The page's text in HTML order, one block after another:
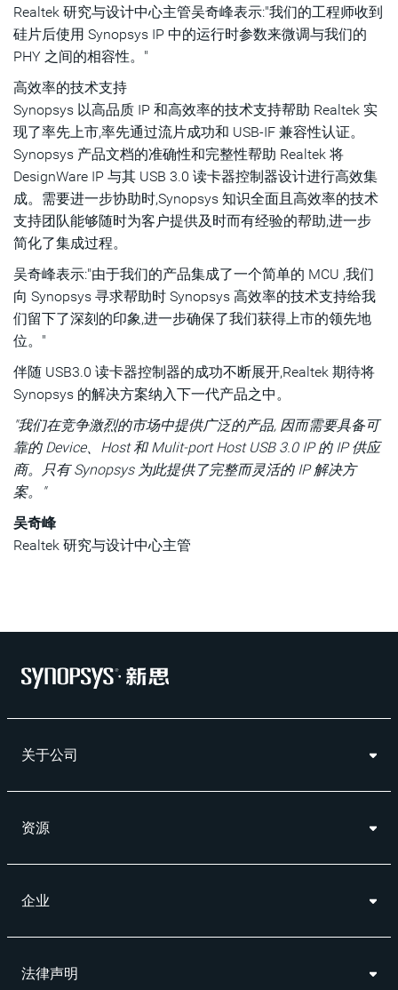
Realtek 研究与设计中心主管吴奇峰表示:"我们的工程师收到
硅片后使用 Synopsys IP 中的运行时参数来微调与我们的
PHY 之间的相容性。"
高效率的技术支持
Synopsys 以高品质 IP 和高效率的技术支持帮助 Realtek 实
现了率先上市,率先通过流片成功和 USB-IF 兼容性认证。
Synopsys 产品文档的准确性和完整性帮助 Realtek 将
DesignWare IP 与其 USB 3.0 读卡器控制器设计进行高效集
成。需要进一步协助时,Synopsys 知识全面且高效率的技术
支持团队能够随时为客户提供及时而有经验的帮助,进一步
简化了集成过程。
吴奇峰表示:"由于我们的产品集成了一个简单的 MCU ,我们
向 Synopsys 寻求帮助时 Synopsys 高效率的技术支持给我
们留下了深刻的印象,进一步确保了我们获得上市的领先地
位。"
伴随 USB3.0 读卡器控制器的成功不断展开,Realtek 期待将
Synopsys 的解决方案纳入下一代产品之中。
"我们在竞争激烈的市场中提供广泛的产品, 因而需要具备可
靠的 Device、Host 和 Mulit-port Host USB 3.0 IP 的 IP 供应
商。只有 Synopsys 为此提供了完整而灵活的 IP 解决方
案。"
吴奇峰
Realtek 研究与设计中心主管
关于公司
资源
企业
法律声明